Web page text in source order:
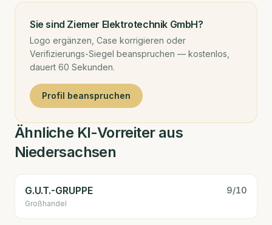
Sie sind Ziemer Elektrotechnik GmbH?
Logo ergänzen, Case korrigieren oder
Verifizierungs-Siegel beanspruchen — kostenlos,
dauert 60 Sekunden.
Profil beanspruchen
Ähnliche KI-Vorreiter aus
Niedersachsen
G.U.T.-GRUPPE 9/10
Großhandel